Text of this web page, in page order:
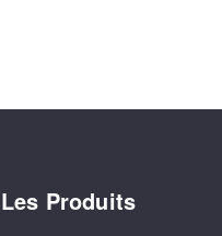
Les Produits